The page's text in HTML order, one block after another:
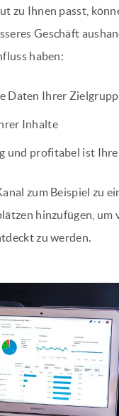
zu Ihnen passt,
Geschäft
haben:
Daten Ihrer
Inhalte
und profitabel ist Ihre
zum Beispiel zu
hinzufügen, um
zu werden.